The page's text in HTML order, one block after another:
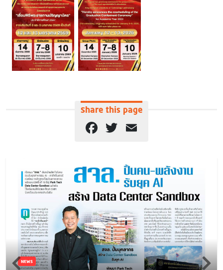
Share this page
Facebook
Twitter
NEWS